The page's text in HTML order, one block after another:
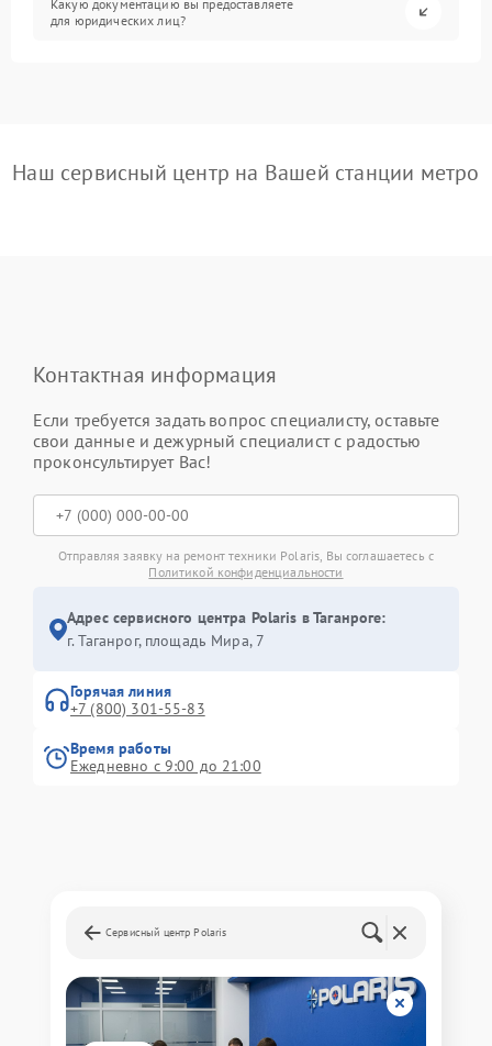
Какую документацию вы предоставляете
для юридических лиц?
Наш сервисный центр на Вашей станции метро
Контактная информация
Если требуется задать вопрос специалисту, оставьте
свои данные и дежурный специалист с радостью
проконсультирует Вас!
Отправляя заявку на ремонт техники Polaris, Вы соглашаетесь с
Политикой конфиденциальности
Адрес сервисного центра Polaris в Таганроге:
г. Таганрог, площадь Мира, 7
Горячая линия
+7 (800) 301-55-83
Время работы
Ежедневно с 9:00 до 21:00
Сервисный центр Polaris